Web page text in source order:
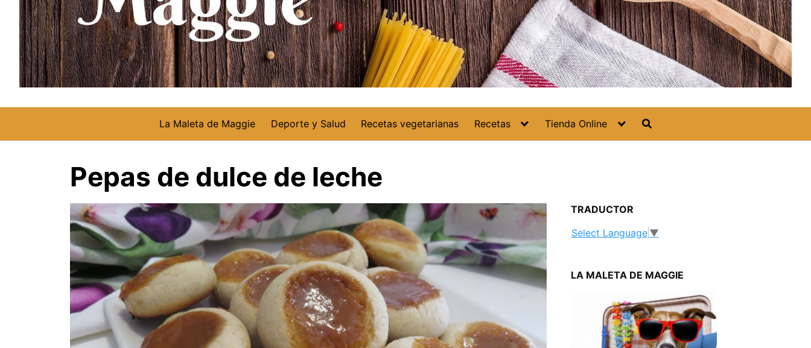
La Maleta de Maggie Deporte y Salud Recetas vegetarianas Recetas Tienda Online
Pepas de dulce de leche
TRADUCTOR
Select Language ▼
LA MALETA DE MAGGIE